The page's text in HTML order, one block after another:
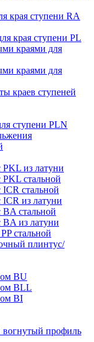
края ступени RA
края ступени PL
краями для
краями для
краев ступеней
ступени PLN
из латуни
стальной
стальной
из латуни
стальной
из латуни
стальной
плинтус/
BU
BLL
BI
профиль